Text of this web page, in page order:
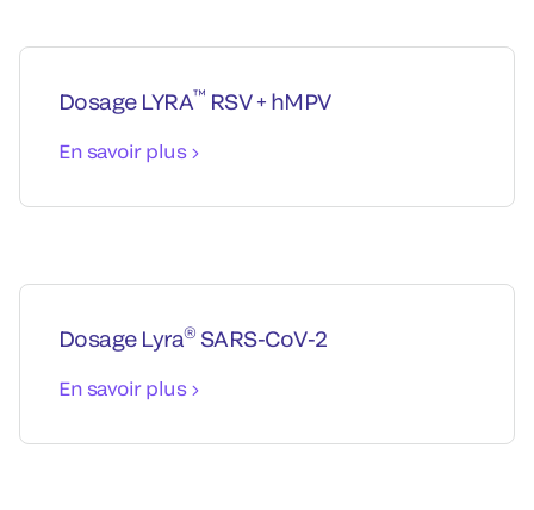
Dosage LYRA™ RSV + hMPV
En savoir plus
Dosage Lyra® SARS-CoV-2
En savoir plus